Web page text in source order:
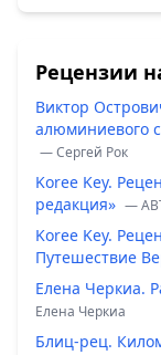
Рецензии
Виктор
алюминиевого
— Сергей Рок
Koree Key.
редакция» —
Koree Key.
Путешествие
Елена Черкиа.
Елена Черкиа
Блиц-рец.